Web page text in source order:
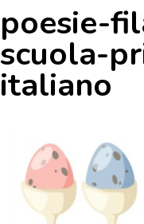
poesie-
scuola-
italiano